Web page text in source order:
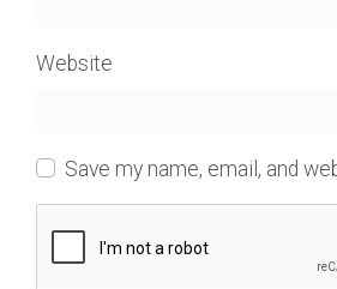
Website
Save my name, email, and